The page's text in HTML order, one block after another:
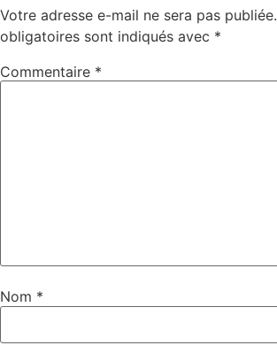
Votre adresse e-mail ne sera pas publiée.
obligatoires sont indiqués avec *
Commentaire *
Nom *